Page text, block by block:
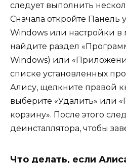
следует выполнить
Сначала откройте Панель
Windows или настройки в
найдите раздел
Windows) или
списке установленных
Алису, щелкните правой
выберите «Удалить» или
корзину». После этого
деинсталлятора, чтобы
Что делать, если